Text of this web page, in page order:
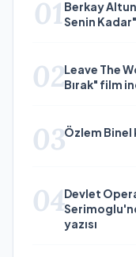
01 Berkay
Senin Kadar"
02Leave The World
Bırak" film
03Özlem Binel
04Devlet
yazısı